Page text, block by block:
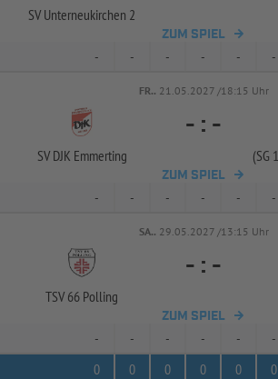
SV Unterneukirchen 2
ZUM SPIEL
- - - - - -
FR.. 21.05.2027 /18:15 Uhr
SV DJK Emmerting
- : -
(SG
ZUM SPIEL
- - - - - -
SA.. 29.05.2027 /13:15 Uhr
TSV 66 Polling
- : -
ZUM SPIEL
- - - - - -
0
0 0 0 0 0